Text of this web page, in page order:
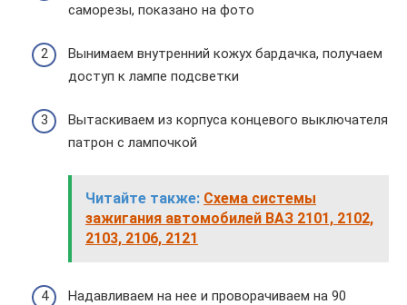
саморезы, показано на фото
Вынимаем внутренний кожух бардачка, получаем
доступ к лампе подсветки
Вытаскиваем из корпуса концевого выключателя
патрон с лампочкой
Читайте также: Схема системы
зажигания автомобилей ВАЗ 2101, 2102,
2103, 2106, 2121
Надавливаем на нее и проворачиваем на 90